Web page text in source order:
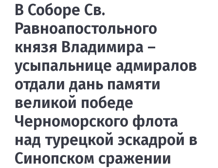
В Соборе Св.
Равноапостольного
князя Владимира –
усыпальнице адмиралов
отдали дань памяти
великой победе
Черноморского флота
над турецкой эскадрой в
Синопском сражении